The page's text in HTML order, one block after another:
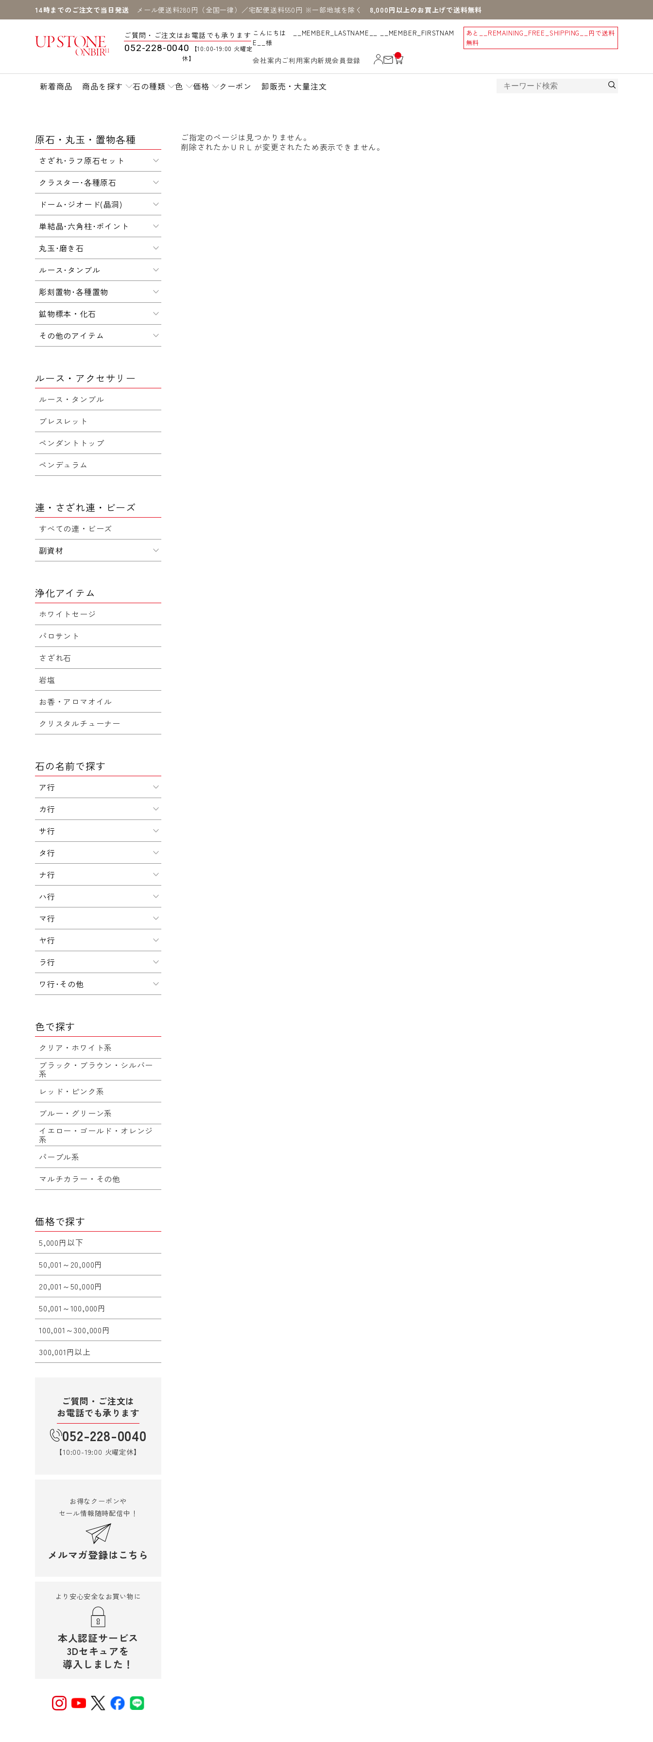
14時までのご注文で当日発送 メール便送料280円（全国一律）／宅配便送料550円 ※一部地域を除く 8,000円以上のお買上げで送料無料
ご質問・ご注文はお電話でも承ります
052-228-0040
【10:00-19:00 火曜定
休】
こんにちは __MEMBER_LASTNAME__ __MEMBER_FIRSTNAM
E__様
あと __REMAINING_FREE_SHIPPING__
円で送料
無料
会社案内 ご利用案内新規会員登録
__
IT
_C
新着商品 商品を探す 石の種類 色 価格 クーポン 卸販売・大量注文
ご指定のページは見つかりません。
削除されたかＵＲＬが変更されたため表示できません。
原石・丸玉・置物各種
さざれ･ラフ原石セット
クラスター･各種原石
ドーム･ジオード(晶洞)
単結晶･六角柱･ポイント
丸玉･磨き石
ルース･タンブル
彫刻置物･各種置物
鉱物標本・化石
その他のアイテム
ルース・アクセサリー
ルース・タンブル
ブレスレット
ペンダントトップ
ペンデュラム
連・さざれ連・ビーズ
すべての連・ビーズ
副資材
浄化アイテム
ホワイトセージ
パロサント
さざれ石
岩塩
お香・アロマオイル
クリスタルチューナー
石の名前で探す
ア行
カ行
サ行
タ行
ナ行
ハ行
マ行
ヤ行
ラ行
ワ行･その他
色で探す
クリア・ホワイト系
ブラック・ブラウン・シルバー
系
レッド・ピンク系
ブルー・グリーン系
イエロー・ゴールド・オレンジ
系
パープル系
マルチカラー・その他
価格で探す
5,000円以下
50,001～20,000円
20,001～50,000円
50,001～100,000円
100,001～300,000円
300,001円以上
ご質問・ご注文は
お電話でも承ります
052-228-0040
【10:00-19:00 火曜定休】
お得なクーポンや
セール情報随時配信中！
メルマガ登録はこちら
より安心安全なお買い物に
本人認証サービス
3Dセキュアを
導入しました！